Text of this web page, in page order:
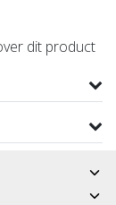
dit product